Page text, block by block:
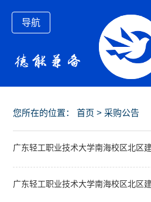
导航
您所在的位置：首页 >采购公告